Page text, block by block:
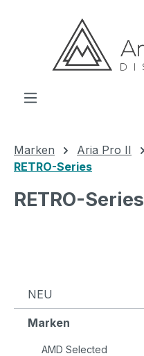
Zum Hauptinhalt springen
Marken Aria Pro II
RETRO-Series
RETRO-Series
NEU
Marken
AMD Selected